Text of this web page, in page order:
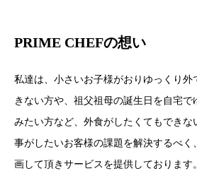
PRIME CHEFの想い
私達は、小さいお子様がおりゆっくり外
きない方や、祖父祖母の誕生日を自宅で
みたい方など、外食がしたくてもできな
事がしたいお客様の課題を解決するべく
画して頂きサービスを提供しております。